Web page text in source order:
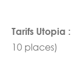
Tarifs Utopia :
10 places)